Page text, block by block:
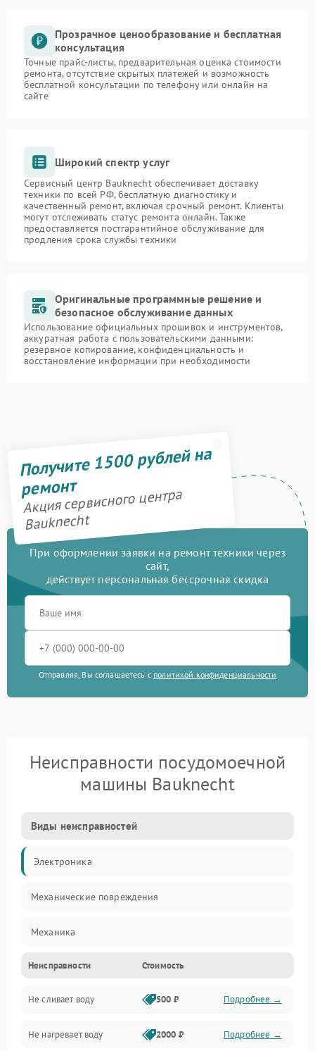
Прозрачное ценообразование и бесплатная
консультация
Точные прайс-листы, предварительная оценка стоимости
ремонта, отсутствие скрытых платежей и возможность
бесплатной консультации по телефону или онлайн на
сайте
Широкий спектр услуг
Сервисный центр Bauknecht обеспечивает доставку
техники по всей РФ, бесплатную диагностику и
качественный ремонт, включая срочный ремонт. Клиенты
могут отслеживать статус ремонта онлайн. Также
предоставляется постгарантийное обслуживание для
продления срока службы техники
Оригинальные программные решение и
безопасное обслуживание данных
Использование официальных прошивок и инструментов,
аккуратная работа с пользовательскими данными:
резервное копирование, конфиденциальность и
восстановление информации при необходимости
Получите 1500 рублей на
ремонт
Акция сервисного центра
Bauknecht
При оформлении заявки на ремонт техники через
сайт,
действует персональная бессрочная скидка
Отправляя, Вы соглашаетесь с политикой конфиденциальности
Неисправности посудомоечной
машины Bauknecht
Виды неисправностей
Электроника
Механические повреждения
Механика
Управление
Электропитание
Датчики
Неисправности Стоимость
Не сливает воду 500 ₽ Подробнее →
Не нагревает воду 2000 ₽ Подробнее →